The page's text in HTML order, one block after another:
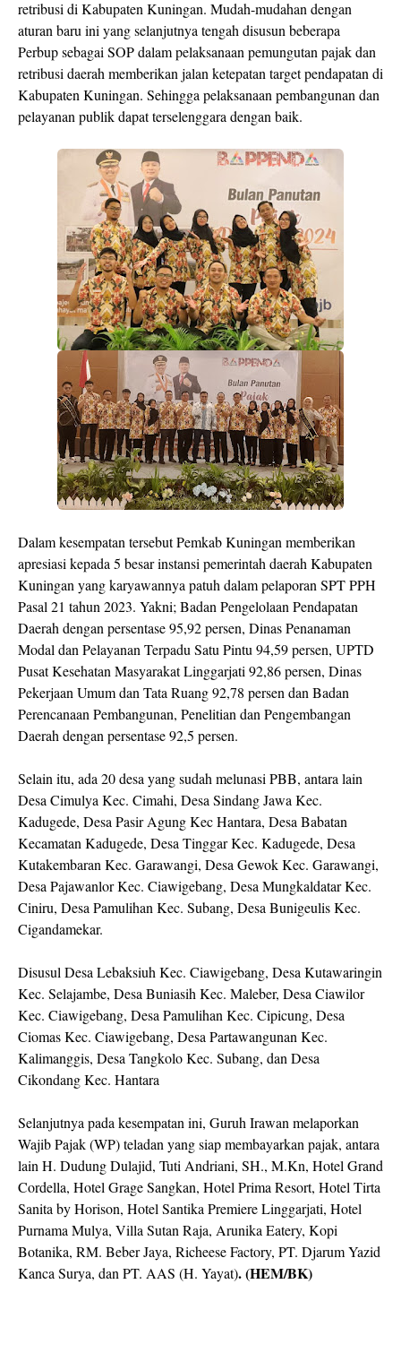
retribusi di Kabupaten Kuningan. Mudah-mudahan dengan
aturan baru ini yang selanjutnya tengah disusun beberapa
Perbup sebagai SOP dalam pelaksanaan pemungutan pajak dan
retribusi daerah memberikan jalan ketepatan target pendapatan di
Kabupaten Kuningan. Sehingga pelaksanaan pembangunan dan
pelayanan publik dapat terselenggara dengan baik.
Dalam kesempatan tersebut Pemkab Kuningan memberikan
apresiasi kepada 5 besar instansi pemerintah daerah Kabupaten
Kuningan yang karyawannya patuh dalam pelaporan SPT PPH
Pasal 21 tahun 2023. Yakni; Badan Pengelolaan Pendapatan
Daerah dengan persentase 95,92 persen, Dinas Penanaman
Modal dan Pelayanan Terpadu Satu Pintu 94,59 persen, UPTD
Pusat Kesehatan Masyarakat Linggarjati 92,86 persen, Dinas
Pekerjaan Umum dan Tata Ruang 92,78 persen dan Badan
Perencanaan Pembangunan, Penelitian dan Pengembangan
Daerah dengan persentase 92,5 persen.
Selain itu, ada 20 desa yang sudah melunasi PBB, antara lain
Desa Cimulya Kec. Cimahi, Desa Sindang Jawa Kec.
Kadugede, Desa Pasir Agung Kec Hantara, Desa Babatan
Kecamatan Kadugede, Desa Tinggar Kec. Kadugede, Desa
Kutakembaran Kec. Garawangi, Desa Gewok Kec. Garawangi,
Desa Pajawanlor Kec. Ciawigebang, Desa Mungkaldatar Kec.
Ciniru, Desa Pamulihan Kec. Subang, Desa Bunigeulis Kec.
Cigandamekar.
Disusul Desa Lebaksiuh Kec. Ciawigebang, Desa Kutawaringin
Kec. Selajambe, Desa Buniasih Kec. Maleber, Desa Ciawilor
Kec. Ciawigebang, Desa Pamulihan Kec. Cipicung, Desa
Ciomas Kec. Ciawigebang, Desa Partawangunan Kec.
Kalimanggis, Desa Tangkolo Kec. Subang, dan Desa
Cikondang Kec. Hantara
Selanjutnya pada kesempatan ini, Guruh Irawan melaporkan
Wajib Pajak (WP) teladan yang siap membayarkan pajak, antara
lain H. Dudung Dulajid, Tuti Andriani, SH., M.Kn, Hotel Grand
Cordella, Hotel Grage Sangkan, Hotel Prima Resort, Hotel Tirta
Sanita by Horison, Hotel Santika Premiere Linggarjati, Hotel
Purnama Mulya, Villa Sutan Raja, Arunika Eatery, Kopi
Botanika, RM. Beber Jaya, Richeese Factory, PT. Djarum Yazid
Kanca Surya, dan PT. AAS (H. Yayat). (HEM/BK)